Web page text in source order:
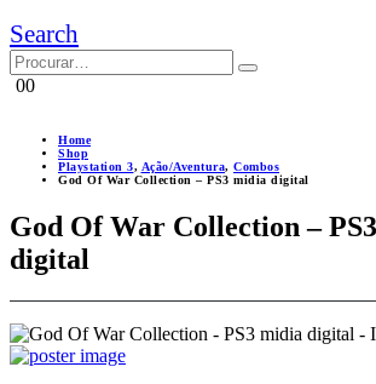
Search
00
Home
Shop
Playstation 3, Ação/Aventura, Combos
God Of War Collection – PS3 midia digital
God Of War Collection –
digital